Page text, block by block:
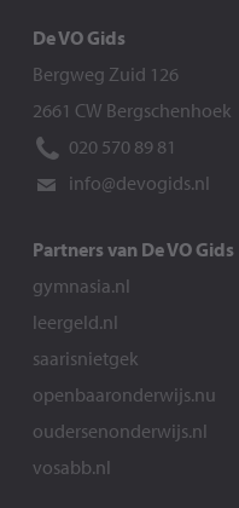
De VO Gids
Bergweg Zuid 126
2661 CW Bergschenhoek
020 570 89 81
info@devogids.nl
Partners van De VO Gids
gymnasia.nl
leergeld.nl
saarisnietgek
openbaaronderwijs.nu
oudersenonderwijs.nl
vosabb.nl